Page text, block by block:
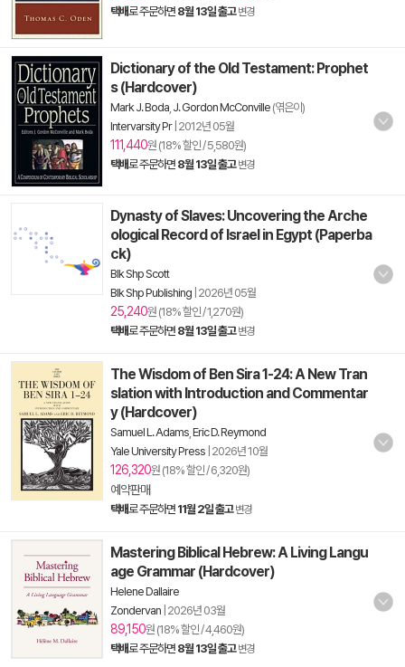
택배로 주문하면 8월 13일 출고 변경
Dictionary of the Old Testament: Prophet
s (Hardcover)
Mark J. Boda J. Gordon McConville (엮은이)
Intervarsity Pr| 2012년 05월
111,440원 (18% 할인 / 5,580원)
택배로 주문하면 8월 13일 출고 변경
Dynasty of Slaves: Uncovering the Arche
ological Record of Israel in Egypt (Paperba
ck)
Blk Shp Scott
Blk Shp Publishing 2026년 05월
25,240원 (18% 할인 / 1,270원)
택배로 주문하면 8월 13일 출고 변경
The Wisdom of Ben Sira 1-24: A New Tran
slation with Introduction and Commentar
y (Hardcover)
Samuel L. Adams Eric D. Reymond
Yale University Press 2026년 10월
126,320원 (18% 할인 / 6,320원)
예약판매
택배로 주문하면 11월 2일 출고 변경
Mastering Biblical Hebrew: A Living Langu
age Grammar (Hardcover)
Helene Dallaire
Zondervan 2026년 03월
89,150원 (18% 할인 / 4,460원)
택배로 주문하면 8월 13일 출고 변경